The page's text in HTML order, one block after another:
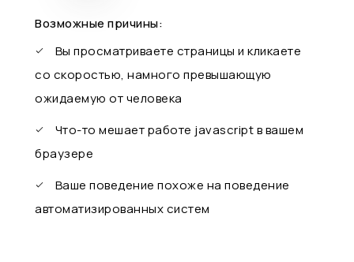
Возможные причины:
Вы просматриваете страницы и кликаете
со скоростью, намного превышающую
ожидаемую от человека
Что-то мешает работе javascript в вашем
браузере
Ваше поведение похоже на поведение
автоматизированных систем